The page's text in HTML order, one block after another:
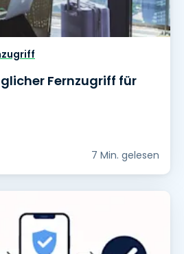
Fernzugriff für
7 Min. gelesen